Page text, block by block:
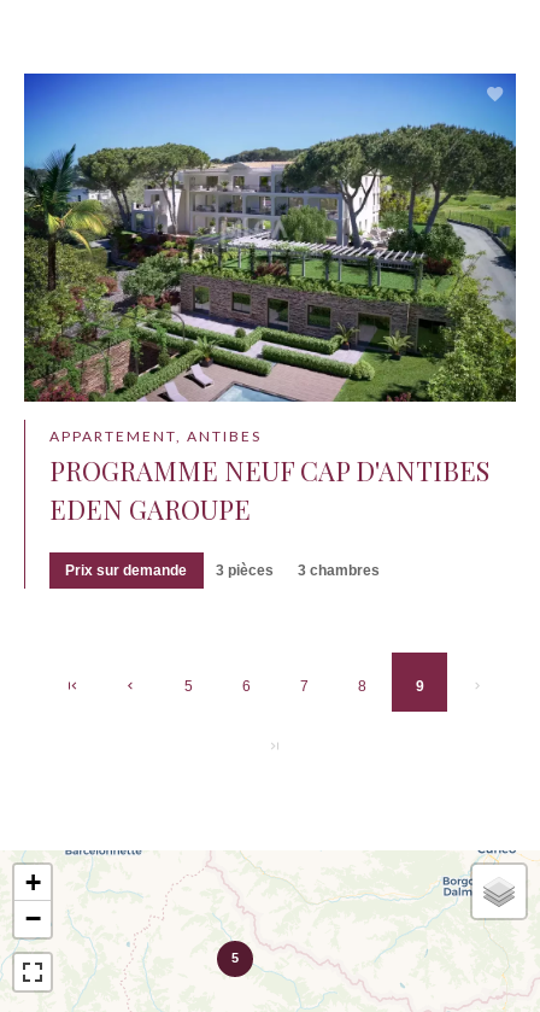
APPARTEMENT, ANTIBES
PROGRAMME NEUF CAP D'ANTIBES
EDEN GAROUPE
Prix sur demande 3 pièces 3 chambres
5 6 7 8 9
5
+
−